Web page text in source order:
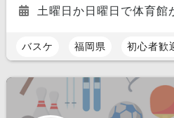
土曜日か日曜日で体育館
バスケ 福岡県 初心者歓